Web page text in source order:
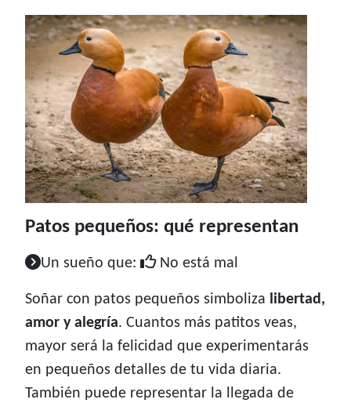
Patos pequeños: qué representan
Un sueño que: No está mal
Soñar con patos pequeños simboliza libertad,
amor y alegría. Cuantos más patitos veas,
mayor será la felicidad que experimentarás
en pequeños detalles de tu vida diaria.
También puede representar la llegada de